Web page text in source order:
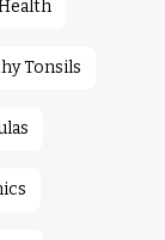
Tonsils